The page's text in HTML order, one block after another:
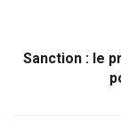
Sanction : le